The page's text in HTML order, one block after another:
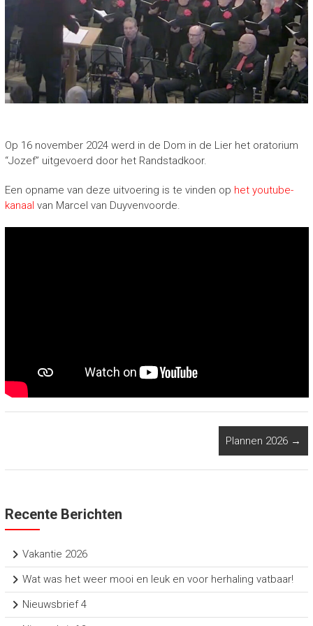
Op 16 november 2024 werd in de Dom in de Lier het oratorium
“Jozef” uitgevoerd door het Randstadkoor.
Een opname van deze uitvoering is te vinden op het youtube-
kanaal van Marcel van Duyvenvoorde.
Plannen 2026 →
Recente Berichten
Vakantie 2026
Wat was het weer mooi en leuk en voor herhaling vatbaar!
Nieuwsbrief 4